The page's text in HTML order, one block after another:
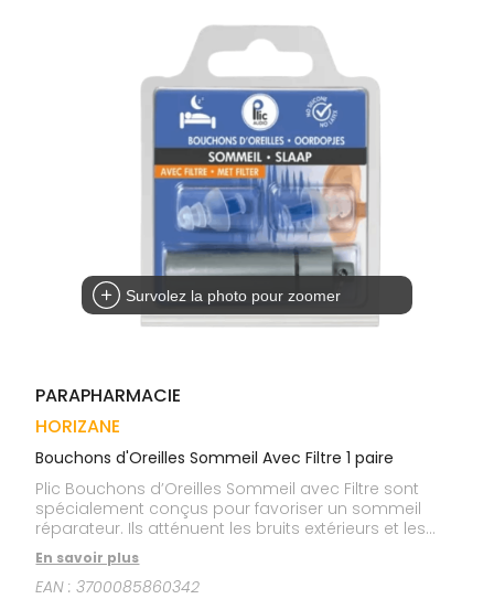
Homme
Visage
Survolez la photo pour zoomer
PARAPHARMACIE
HORIZANE
Bouchons d'Oreilles Sommeil Avec Filtre 1 paire
Plic Bouchons d’Oreilles Sommeil avec Filtre sont
spécialement conçus pour favoriser un sommeil
réparateur. Ils atténuent les bruits extérieurs et les
ronflements, tout en laissant percevoir les appels et
le signal du réveil.
En savoir plus
EAN :3700085860342